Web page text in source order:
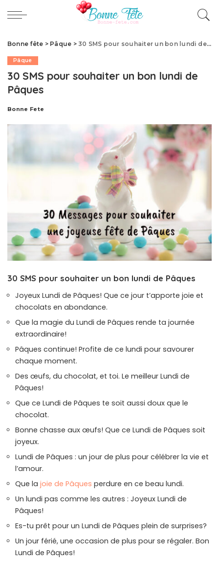
Bonne fête > Pâque > 30 SMS pour souhaiter un bon lundi de Pâques
Pâque
30 SMS pour souhaiter un bon lundi de
Pâques
Publié
Bonne Fete
30 SMS pour souhaiter un bon lundi de Pâques
Joyeux Lundi de Pâques! Que ce jour t’apporte joie et
chocolats en abondance.
Que la magie du Lundi de Pâques rende ta journée
extraordinaire!
Pâques continue! Profite de ce lundi pour savourer
chaque moment.
Des œufs, du chocolat, et toi. Le meilleur Lundi de
Pâques!
Que ce Lundi de Pâques te soit aussi doux que le
chocolat.
Bonne chasse aux œufs! Que ce Lundi de Pâques soit
joyeux.
Lundi de Pâques : un jour de plus pour célébrer la vie et
l’amour.
Que la joie de Pâques perdure en ce beau lundi.
Un lundi pas comme les autres : Joyeux Lundi de
Pâques!
Es-tu prêt pour un Lundi de Pâques plein de surprises?
Un jour férié, une occasion de plus pour se régaler. Bon
Lundi de Pâques!